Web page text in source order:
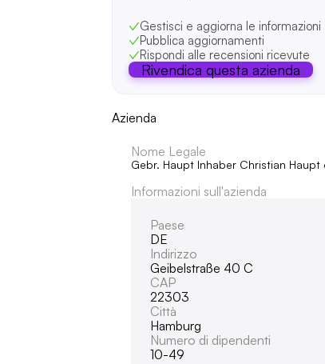
Gestisci e aggiorna le informazioni
Pubblica aggiornamenti
Rispondi alle recensioni ricevute
Rivendica questa azienda
Azienda
Nome Legale
Gebr. Haupt Inhaber Christian Haupt
Informazioni sull'azienda
Paese
DE
Indirizzo
Geibelstraße 40 C
CAP
22303
Città
Hamburg
Numero di dipendenti
10-49